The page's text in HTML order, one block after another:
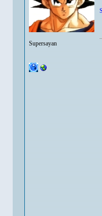
Supersayan